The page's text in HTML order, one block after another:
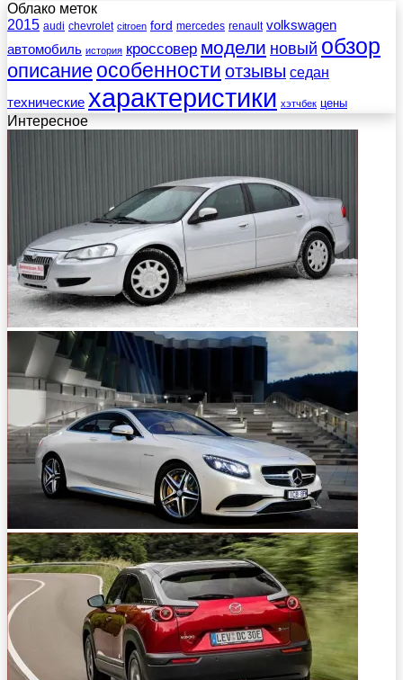
Облако меток
2015 audi chevrolet citroen ford mercedes renault volkswagen
автомобиль история кроссовер модели новый обзор
описание особенности отзывы седан
технические характеристики хэтчбек цены
Интересное